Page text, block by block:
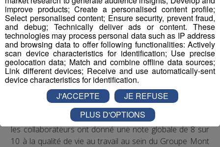
événements festifs (rencontres sportives avec les clubs
partenaires comme les Pionniers de Chamonix ou le FC
Annecy, festivals de musique...) qui accroissent la
cohésion d'équipe et renforcent les liens entre
collègues.
Enfin, un questionnaire bien-être envoyé chaque année
à tous les collaborateurs permet d'identifier les
difficultés qui pourraient être rencontrées par les
différents salariés, et d'y remédier. Au mois de juin 2022,
les collaborateurs ont donné une note globale de 8 sur
10 à la qualité de vie au travail au sein du Groupe Mont
improve products; Create a personalised content profile;
Select personalised content; Ensure security, prevent fraud,
and debug; Technically deliver ads or content. These
technologies may process personal data such as IP address
and browsing data to offer following functionalities: Actively
scan device characteristics for identification; Use precise
geolocation data; Match and combine offline data sources;
Link different devices; Receive and use automatically-sent
device characteristics for identification.
J'ACCEPTE
JE REFUSE
PLUS D'OPTIONS